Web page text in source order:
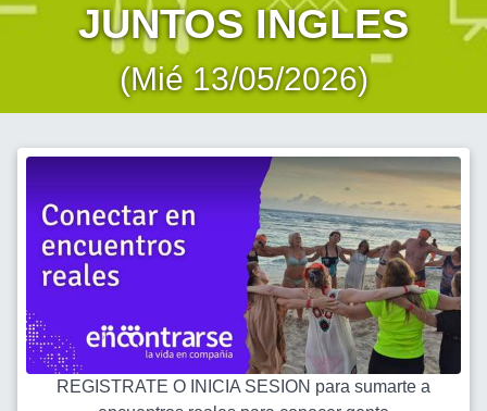
JUNTOS INGLES
(Mié 13/05/2026)
REGISTRATE O INICIA SESION para sumarte a